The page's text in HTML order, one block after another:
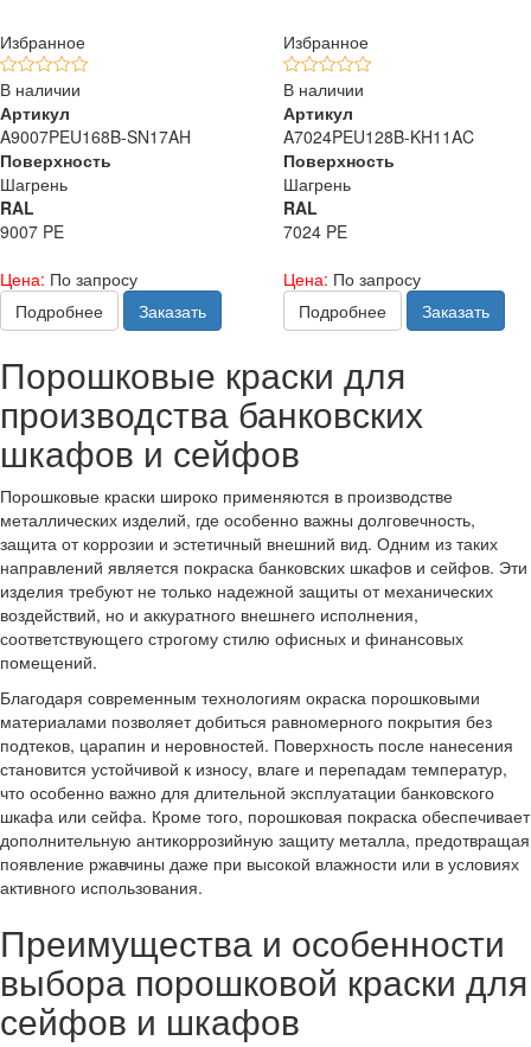
Избранное
В наличии
Артикул
A9007PEU168B-SN17AH
Поверхность
Шагрень
RAL
9007 PE
Цена: По запросу
Подробнее
Заказать
Избранное
В наличии
Артикул
A7024PEU128B-KH11AC
Поверхность
Шагрень
RAL
7024 PE
Цена: По запросу
Подробнее
Заказать
Порошковые краски для
производства банковских
шкафов и сейфов
Порошковые краски широко применяются в производстве
металлических изделий, где особенно важны долговечность,
защита от коррозии и эстетичный внешний вид. Одним из таких
направлений является покраска банковских шкафов и сейфов. Эти
изделия требуют не только надежной защиты от механических
воздействий, но и аккуратного внешнего исполнения,
соответствующего строгому стилю офисных и финансовых
помещений.
Благодаря современным технологиям окраска порошковыми
материалами позволяет добиться равномерного покрытия без
подтеков, царапин и неровностей. Поверхность после нанесения
становится устойчивой к износу, влаге и перепадам температур,
что особенно важно для длительной эксплуатации банковского
шкафа или сейфа. Кроме того, порошковая покраска обеспечивает
дополнительную антикоррозийную защиту металла, предотвращая
появление ржавчины даже при высокой влажности или в условиях
активного использования.
Преимущества и особенности
выбора порошковой краски для
сейфов и шкафов